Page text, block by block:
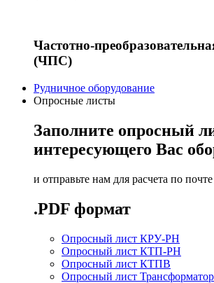
Частотно-
(ЧПС)
Рудничное оборудование
Опросные листы
Заполните опросный
интересующего Вас
и отправьте нам для расчета по почте
.PDF формат
Опросный лист КРУ-РН
Опросный лист КТП-РН
Опросный лист КТПВ
Опросный лист